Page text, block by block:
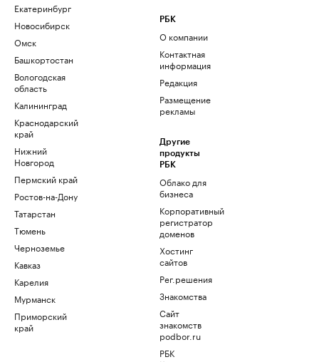
Екатеринбург
Новосибирск
Омск
Башкортостан
Вологодская
область
Калининград
Краснодарский
край
Нижний
Новгород
Пермский край
Ростов-на-Дону
Татарстан
Тюмень
Черноземье
Кавказ
Карелия
Мурманск
Приморский
край
РБК
О компании
Контактная
информация
Редакция
Размещение
рекламы
Другие
продукты
РБК
Облако для
бизнеса
Корпоративный
регистратор
доменов
Хостинг
сайтов
Рег.решения
Знакомства
Сайт
знакомств
podbor.ru
РБК